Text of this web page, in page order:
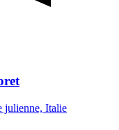
julienne, Italie